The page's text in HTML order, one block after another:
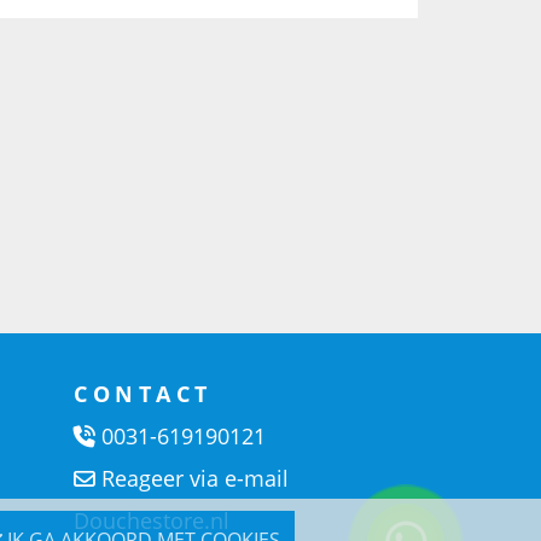
CONTACT
0031-619190121
Reageer via e-mail
Douchestore.nl